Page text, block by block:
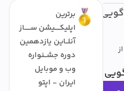
برترین
اپلیکــــیشن ســـــاز
آنلــاین یازدهمین
دوره جشــنواره
وب و موبایل
ایران - اپتو